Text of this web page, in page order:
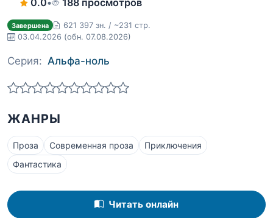
0.0• 188 просмотров
Завершена
621 397 зн. / ~231 стр.
03.04.2026 (обн. 07.08.2026)
Серия: Альфа-ноль
ЖАНРЫ
Проза Современная проза
Приключения
Фантастика
Читать онлайн